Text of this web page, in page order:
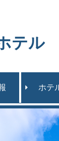
テル
ホテ